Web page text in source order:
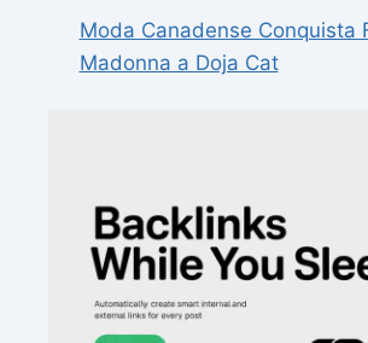
Moda Canadense Conquista
Madonna a Doja Cat